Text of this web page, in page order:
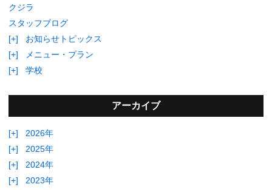
クジラ
スタッフブログ
[+]
お知らせトピックス
[+]
メニュー・プラン
[+]
学校
アーカイブ
[+]
2026年
[+]
2025年
[+]
2024年
[+]
2023年